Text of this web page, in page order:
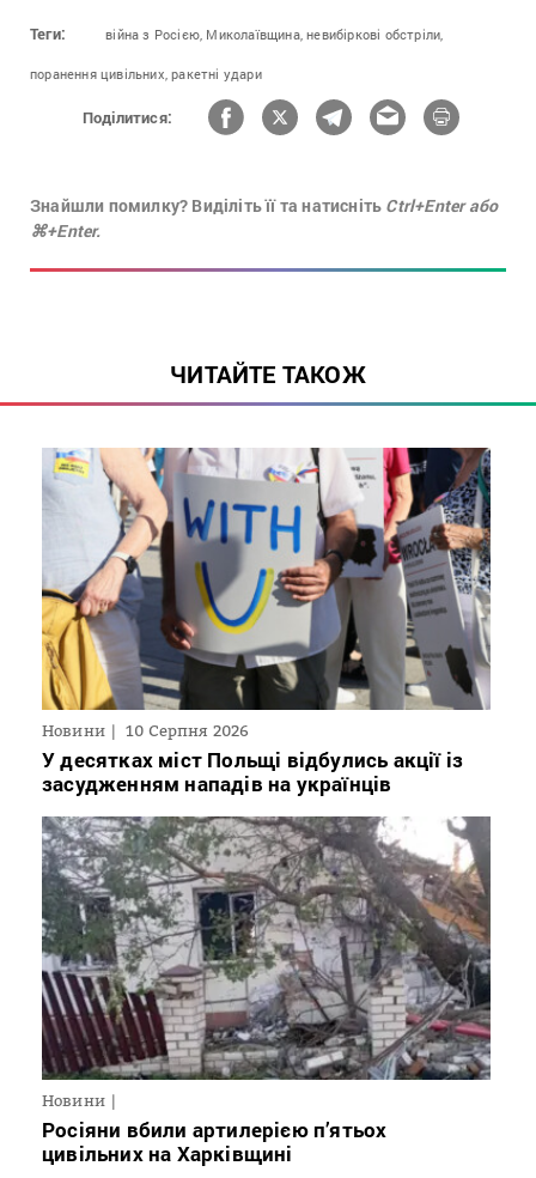
Теги: війна з Росією, Миколаївщина, невибіркові обстріли,
поранення цивільних, ракетні удари
Поділитися:
Знайшли помилку? Виділіть її та натисніть Ctrl+Enter або
⌘+Enter.
ЧИТАЙТЕ ТАКОЖ
Новини 10 Серпня 2026
У десятках міст Польщі відбулись акції із
засудженням нападів на українців
Новини
Росіяни вбили артилерією п’ятьох
цивільних на Харківщині